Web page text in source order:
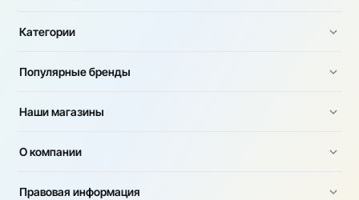
Категории
Популярные бренды
Наши магазины
О компании
Правовая информация